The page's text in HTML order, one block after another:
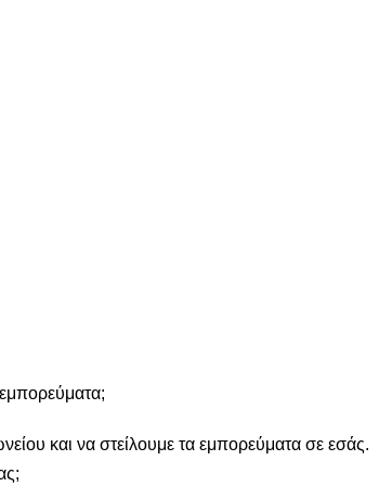
και να στείλουμε τα εμπορεύματα σε εσάς.